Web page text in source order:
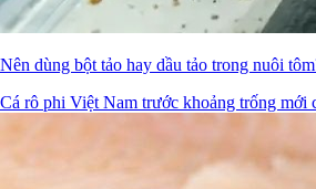
Nên dùng bột tảo hay dầu tảo trong nuôi
Cá rô phi Việt Nam trước khoảng trống mới